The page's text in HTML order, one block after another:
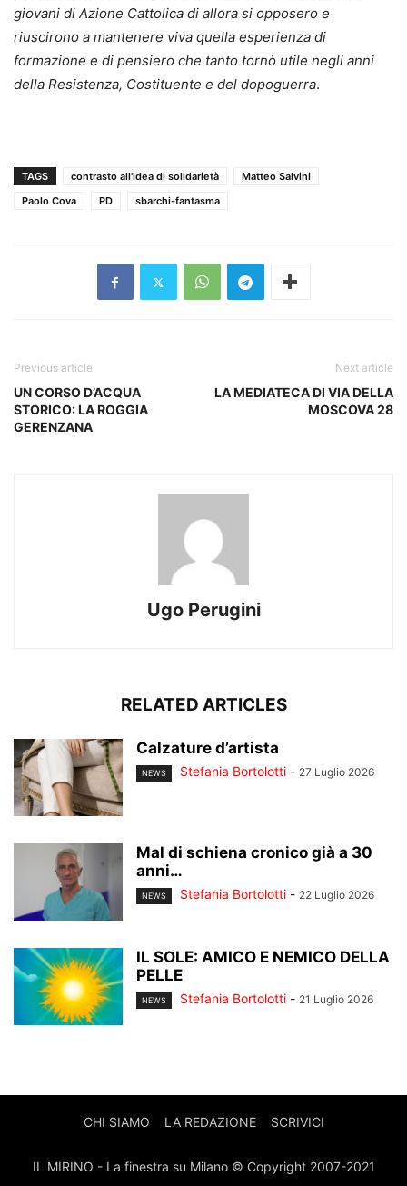
giovani di Azione Cattolica di allora si opposero e
riuscirono a mantenere viva quella esperienza di
formazione e di pensiero che tanto tornò utile negli anni
della Resistenza, Costituente e del dopoguerra.
TAGS contrasto all'idea di solidarietà
Matteo Salvini
Paolo Cova
PD sbarchi-fantasma
Previous article
UN CORSO D’ACQUA
STORICO: LA ROGGIA
GERENZANA
Next article
LA MEDIATECA DI VIA DELLA
MOSCOVA 28
Ugo Perugini
RELATED ARTICLES
Calzature d’artista
NEWS Stefania Bortolotti - 27 Luglio 2026
Mal di schiena cronico già a 30
anni…
NEWS Stefania Bortolotti - 22 Luglio 2026
IL SOLE: AMICO E NEMICO DELLA
PELLE
NEWS Stefania Bortolotti - 21 Luglio 2026
CHI SIAMO LA REDAZIONE SCRIVICI
IL MIRINO - La finestra su Milano © Copyright 2007-2021